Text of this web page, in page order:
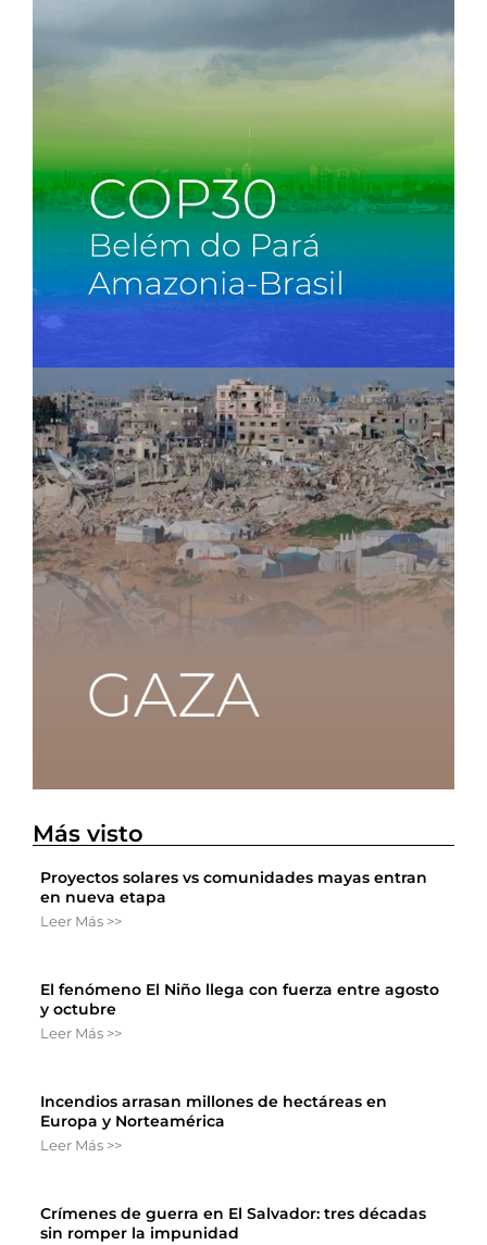
Más visto
Proyectos solares vs comunidades mayas entran
en nueva etapa
Leer Más >>
El fenómeno El Niño llega con fuerza entre agosto
y octubre
Leer Más >>
Incendios arrasan millones de hectáreas en
Europa y Norteamérica
Leer Más >>
Crímenes de guerra en El Salvador: tres décadas
sin romper la impunidad